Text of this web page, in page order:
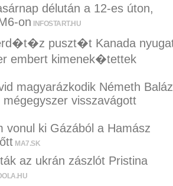
délután a 12-es úton,
on
INFOSTART.HU
puszt�t Kanada
embert kimenek�tettek
magyarázkodik Németh
visszavágott
vonul ki Gázából a Hamász
MA7.SK
az ukrán zászlót Pristina